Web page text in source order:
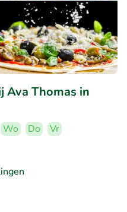
Ava Thomas in
Wo Do
Vr